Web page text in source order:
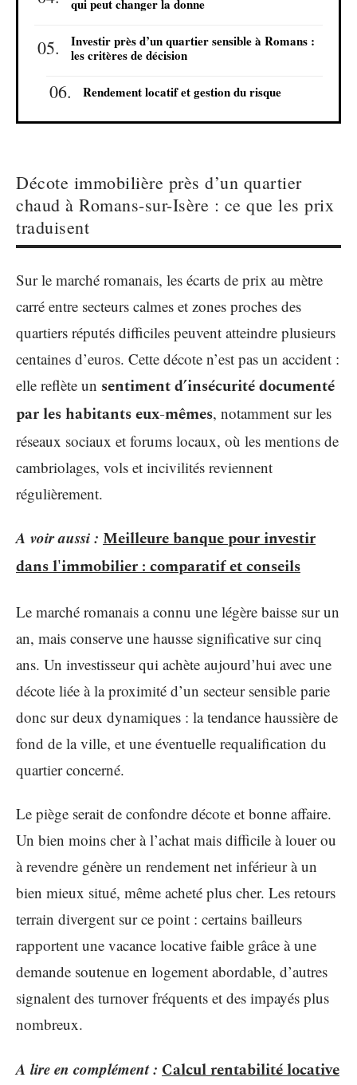
qui peut changer la donne
Investir près d’un quartier sensible à Romans :
les critères de décision
Rendement locatif et gestion du risque
Décote immobilière près d’un quartier
chaud à Romans-sur-Isère : ce que les prix
traduisent
Sur le marché romanais, les écarts de prix au mètre
carré entre secteurs calmes et zones proches des
quartiers réputés difficiles peuvent atteindre plusieurs
centaines d’euros. Cette décote n’est pas un accident :
elle reflète un sentiment d’insécurité documenté
par les habitants eux-mêmes, notamment sur les
réseaux sociaux et forums locaux, où les mentions de
cambriolages, vols et incivilités reviennent
régulièrement.
A voir aussi : Meilleure banque pour investir
dans l'immobilier : comparatif et conseils
Le marché romanais a connu une légère baisse sur un
an, mais conserve une hausse significative sur cinq
ans. Un investisseur qui achète aujourd’hui avec une
décote liée à la proximité d’un secteur sensible parie
donc sur deux dynamiques : la tendance haussière de
fond de la ville, et une éventuelle requalification du
quartier concerné.
Le piège serait de confondre décote et bonne affaire.
Un bien moins cher à l’achat mais difficile à louer ou
à revendre génère un rendement net inférieur à un
bien mieux situé, même acheté plus cher. Les retours
terrain divergent sur ce point : certains bailleurs
rapportent une vacance locative faible grâce à une
demande soutenue en logement abordable, d’autres
signalent des turnover fréquents et des impayés plus
nombreux.
A lire en complément : Calcul rentabilité locative